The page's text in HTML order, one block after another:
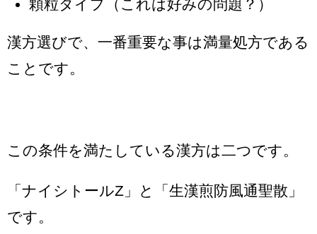
顆粒タイプ（これは好みの問題？）
漢方選びで、一番重要な事は満量処方である
ことです。
この条件を満たしている漢方は二つです。
「ナイシトールZ」と「生漢煎防風通聖散」
です。